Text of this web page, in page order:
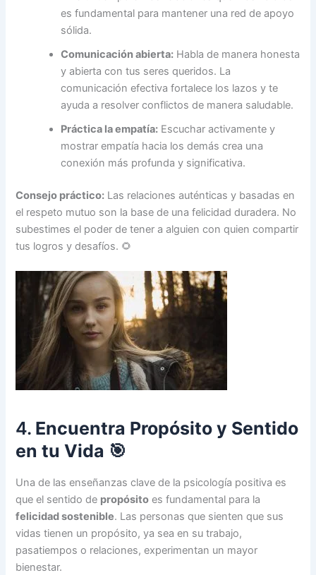
es fundamental para mantener una red de apoyo
sólida.
Comunicación abierta: Habla de manera honesta
y abierta con tus seres queridos. La
comunicación efectiva fortalece los lazos y te
ayuda a resolver conflictos de manera saludable.
Práctica la empatía: Escuchar activamente y
mostrar empatía hacia los demás crea una
conexión más profunda y significativa.
Consejo práctico: Las relaciones auténticas y basadas en
el respeto mutuo son la base de una felicidad duradera. No
subestimes el poder de tener a alguien con quien compartir
tus logros y desafíos. 🌻
4. Encuentra Propósito y Sentido
en tu Vida 🎯
Una de las enseñanzas clave de la psicología positiva es
que el sentido de propósito es fundamental para la
felicidad sostenible. Las personas que sienten que sus
vidas tienen un propósito, ya sea en su trabajo,
pasatiempos o relaciones, experimentan un mayor
bienestar.